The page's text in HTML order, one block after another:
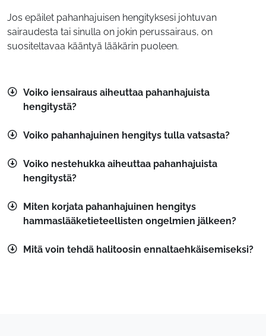
Jos epäilet pahanhajuisen hengityksesi johtuvan
sairaudesta tai sinulla on jokin perussairaus, on
suositeltavaa kääntyä lääkärin puoleen.
Voiko iensairaus aiheuttaa pahanhajuista
hengitystä?
Voiko pahanhajuinen hengitys tulla vatsasta?
Voiko nestehukka aiheuttaa pahanhajuista
hengitystä?
Miten korjata pahanhajuinen hengitys
hammaslääketieteellisten ongelmien jälkeen?
Mitä voin tehdä halitoosin ennaltaehkäisemiseksi?